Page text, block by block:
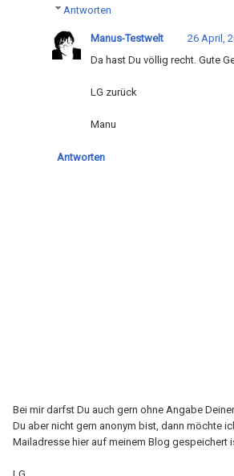
Antworten
Manus-Testwelt
26 April,
Da hast Du völlig recht. Gute
LG zurück
Manu
Antworten
Bei mir darfst Du auch gern ohne Angabe
Du aber nicht gern anonym bist, dann möchte
Mailadresse hier auf meinem Blog gespeichert